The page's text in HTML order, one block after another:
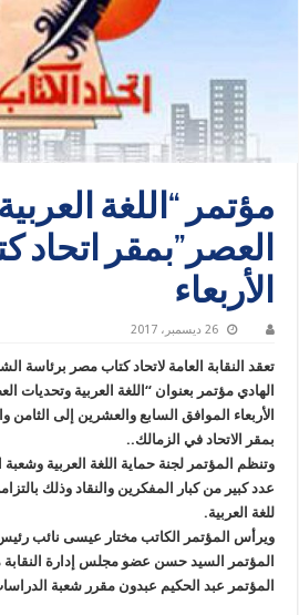
مؤتمر “اللغة
العصر”بمقر اتحاد
الأربعاء
26 ديسمبر، 2017
تعقد النقابة العامة لاتحاد كتاب مصر برئاسة
الهادي مؤتمر بعنوان “اللغة العربية وتحديات
الأربعاء الموافق السابع والعشرين إلى
بمقر الاتحاد في الزمالك..
وتنظم المؤتمر لجنة حماية اللغة العربية وشعبة
عدد كبير من كبار المفكرين والنقاد وذلك
للغة العربية.
ويرأس المؤتمر الكاتب مختار عيسى نائب
المؤتمر السيد حسن عضو مجلس إدارة النقابة
المؤتمر عبد الحكيم عبدون مقرر شعبة